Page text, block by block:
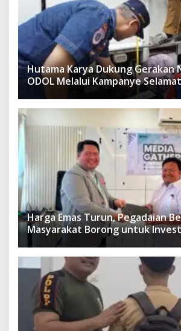
Hutama Karya Dukung Gerakan
ODOL Melalui Kampanye
Harga Emas Turun, Pegadaian
Masyarakat Borong untuk